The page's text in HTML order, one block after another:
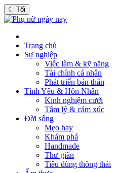
☾ Tối
Trang chủ
Sự nghiệp
Việc làm & kỹ năng
Tài chính cá nhân
Phát triển bản thân
Tình Yêu & Hôn Nhân
Kinh nghiệm cưới
Tâm lý & cảm xúc
Đời sống
Mẹo hay
Khám phá
Handmade
Thư giãn
Tiêu dùng thông thái